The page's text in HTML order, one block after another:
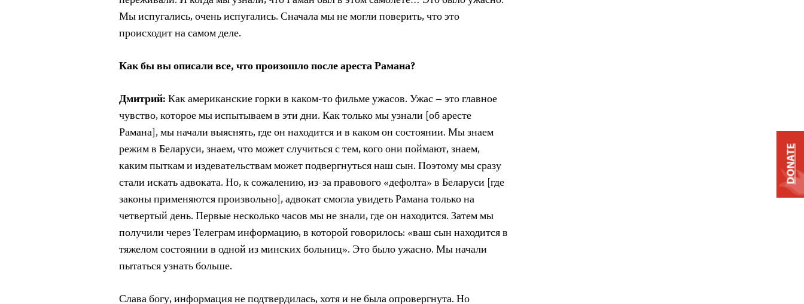
Мы испугались, очень испугались. Сначала мы не могли поверить, что это
происходит на самом деле.
Как бы вы описали все, что произошло после ареста Рамана?
Дмитрий:Как американские горки в каком-то фильме ужасов. Ужас – это главное
чувство, которое мы испытываем в эти дни. Как только мы узнали [об аресте
Рамана], мы начали выяснять, где он находится и в каком он состоянии. Мы знаем
режим в Беларуси, знаем, что может случиться с тем, кого они поймают, знаем,
каким пыткам и издевательствам может подвергнуться наш сын. Поэтому мы сразу
стали искать адвоката. Но, к сожалению, из-за правового «дефолта» в Беларуси [где
законы применяются произвольно], адвокат смогла увидеть Рамана только на
четвертый день. Первые несколько часов мы не знали, где он находится. Затем мы
получили через Телеграм информацию, в которой говорилось: «ваш сын находится в
тяжелом состоянии в одной из минских больниц». Это было ужасно. Мы начали
пытаться узнать больше.
Слава богу, информация не подтвердилась, хотя и не была опровергнута. Но
DONATE